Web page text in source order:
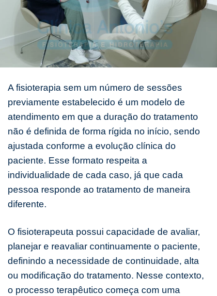
A fisioterapia sem um número de sessões
previamente estabelecido é um modelo de
atendimento em que a duração do tratamento
não é definida de forma rígida no início, sendo
ajustada conforme a evolução clínica do
paciente. Esse formato respeita a
individualidade de cada caso, já que cada
pessoa responde ao tratamento de maneira
diferente.
O fisioterapeuta possui capacidade de avaliar,
planejar e reavaliar continuamente o paciente,
definindo a necessidade de continuidade, alta
ou modificação do tratamento. Nesse contexto,
o processo terapêutico começa com uma